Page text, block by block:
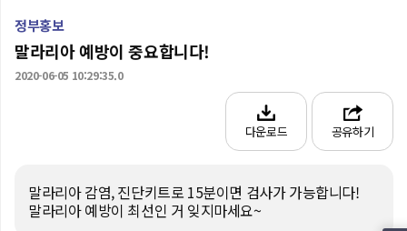
정부홍보
말라리아 예방이 중요합니다!
2020-06-05 10:29:35.0
다운로드 공유하기
말라리아 감염, 진단키트로 15분이면 검사가 가능합니다!
말라리아 예방이 최선인 거 잊지마세요~